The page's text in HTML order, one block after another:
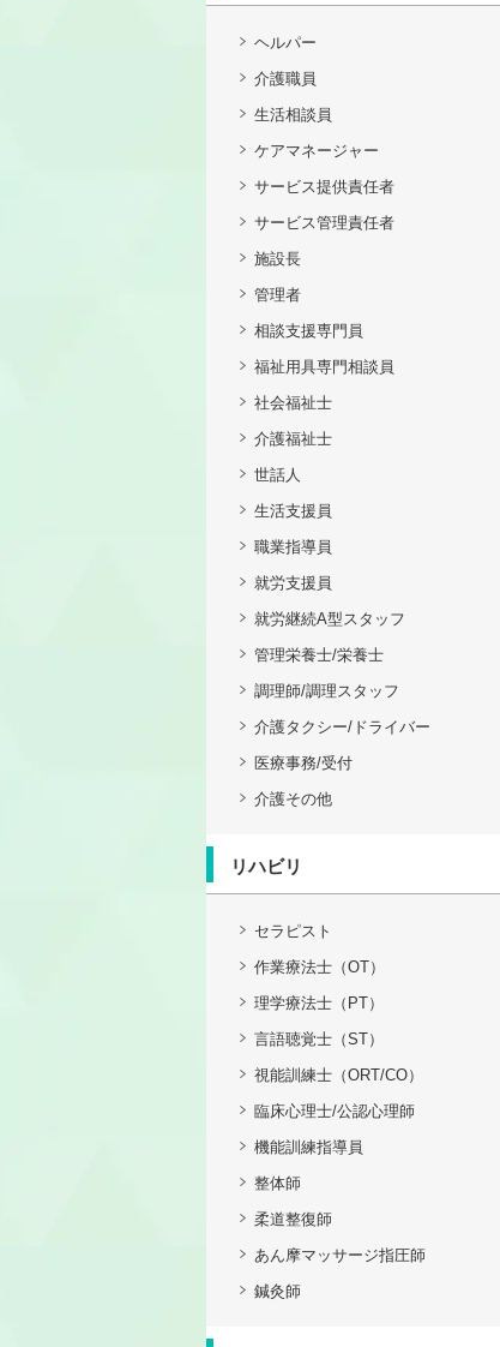
ヘルパー
介護職員
生活相談員
ケアマネージャー
サービス提供責任者
サービス管理責任者
施設長
管理者
相談支援専門員
福祉用具専門相談員
社会福祉士
介護福祉士
世話人
生活支援員
職業指導員
就労支援員
就労継続A型スタッフ
管理栄養士/栄養士
調理師/調理スタッフ
介護タクシー/ドライバー
医療事務/受付
介護その他
リハビリ
セラピスト
作業療法士（OT）
理学療法士（PT）
言語聴覚士（ST）
視能訓練士（ORT/CO）
臨床心理士/公認心理師
機能訓練指導員
整体師
柔道整復師
あん摩マッサージ指圧師
鍼灸師